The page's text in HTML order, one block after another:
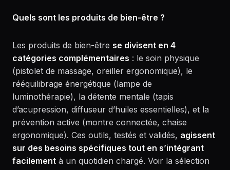
Quels sont les produits de bien-être ?
Les produits de bien-être se divisent en 4
catégories complémentaires : le soin physique
(pistolet de massage, oreiller ergonomique), le
rééquilibrage énergétique (lampe de
luminothérapie), la détente mentale (tapis
d’acupression, diffuseur d’huiles essentielles), et la
prévention active (montre connectée, chaise
ergonomique). Ces outils, testés et validés, agissent
sur des besoins spécifiques tout en s’intégrant
facilement à un quotidien chargé. Voir la sélection